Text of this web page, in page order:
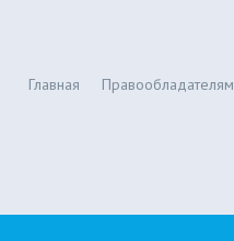
Главная Правообладателям